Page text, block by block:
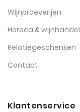
Wijnproeverijen
Horeca & wijnhandel
Relatiegeschenken
Contact
Klantenservice